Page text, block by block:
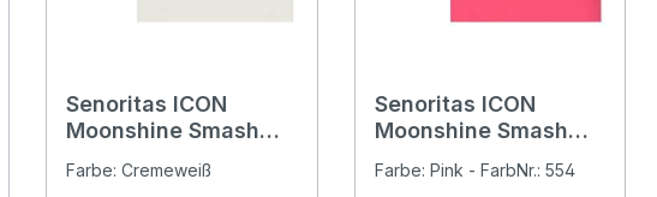
Senoritas ICON
Moonshine Smash
white
Farbe: Cremeweiß
Senoritas ICON
Moonshine Smash
pink
Farbe: Pink - FarbNr.: 554